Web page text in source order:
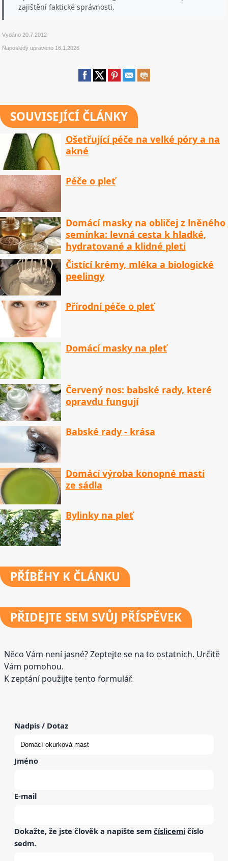
zajištění faktické správnosti.
Vydáno20.7.2012
Naposledy upraveno 16.1.2026
SOUVISEJÍCÍ ČLÁNKY
Ošetřující péče na velké póry a na
akné
Péče o pleť
Domácí masky na obličej z lněného
semínka: levná cesta k hladké,
hydratované a klidné pleti
Čistící krémy, mléka a biologické
peelingy
Přírodní péče o pleť
Domácí masky na pleť
Červený nos: babské rady, které
opravdu fungují
Babské rady - krása
Domácí výroba konopné masti
ze sádla
Bylinky na pleť
PŘÍBĚHY K ČLÁNKU
PŘIDEJTE SEM SVŮJ PŘÍSPĚVEK
Něco Vám není jasné? Zeptejte se na to ostatních. Určitě
Vám pomohou.
K zeptání použijte tento formulář.
Nadpis / Dotaz
Jméno
E-mail
Dokažte, že jste člověk a napište sem číslicemi číslo
sedm.